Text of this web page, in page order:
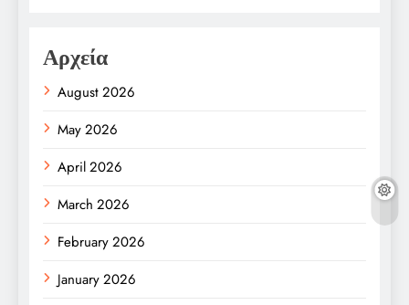
Αρχεία
August 2026
May 2026
April 2026
March 2026
February 2026
January 2026